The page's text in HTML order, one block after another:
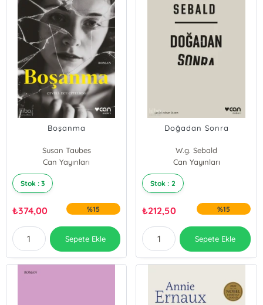
Boşanma
Susan Taubes
Can Yayınları
Stok : 3
₺374,00 %15
Sepete Ekle
Doğadan Sonra
W.g. Sebald
Can Yayınları
Stok : 2
₺212,50 %15
Sepete Ekle